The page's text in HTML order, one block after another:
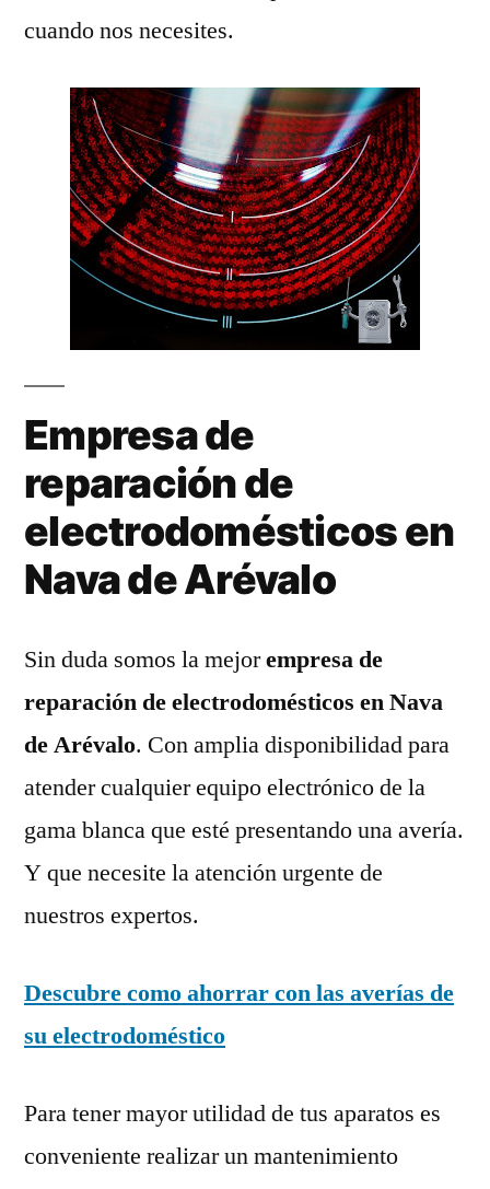
cuando nos necesites.
Empresa de
reparación de
electrodomésticos en
Nava de Arévalo
Sin duda somos la mejorempresa de
reparación de electrodomésticos en Nava
de Arévalo. Con amplia disponibilidad para
atender cualquier equipo electrónico de la
gama blanca que esté presentando una avería.
Y que necesite la atención urgente de
nuestros expertos.
Descubre como ahorrar con las averías de
su electrodoméstico
Para tener mayor utilidad de tus aparatos es
conveniente realizar un mantenimiento